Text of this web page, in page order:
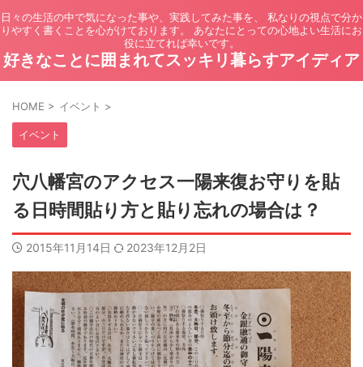
日々の生活の中で気になった事や、実践してみた事を、 私なりの視点で分か
りやすく書くことを心がけております。 あなたにとっての心地よい生活にお
役に立てれば幸いです。
好きなことに囲まれてスッキリ暮らすアイディア
HOME > イベント >
イベント
穴八幡宮のアクセス一陽来復お守りを貼
る日時間貼り方と貼り忘れの場合は？
2015年11月14日 2023年12月2日